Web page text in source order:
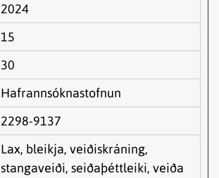
2024
15
30
Hafrannsóknastofnun
2298-9137
Lax, bleikja, veiðiskráning,
stangaveiði, seiðaþéttleiki, veiða